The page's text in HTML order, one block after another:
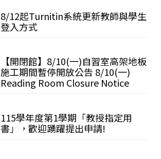
8/12起Turnitin系統更新教師與學生
登入方式
【開閉館】8/10(一)自習室高架地板
施工期間暫停開放公告 8/10(一)
Reading Room Closure Notice
115學年度第1學期「教授指定用
書」，歡迎踴躍提出申請!